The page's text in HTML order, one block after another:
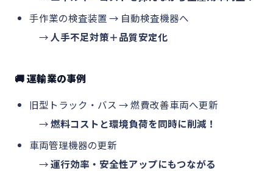
手作業の検査装置 → 自動検査機器へ
→ 人手不足対策＋品質安定化
🚚 運輸業の事例
旧型トラック・バス → 燃費改善車両へ更新
→燃料コストと環境負荷を同時に削減！
車両管理機器の更新
→運行効率・安全性アップにもつながる